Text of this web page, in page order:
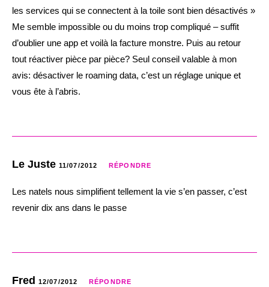
les services qui se connectent à la toile sont bien désactivés »
Me semble impossible ou du moins trop compliqué – suffit
d’oublier une app et voilà la facture monstre. Puis au retour
tout réactiver pièce par pièce? Seul conseil valable à mon
avis: désactiver le roaming data, c’est un réglage unique et
vous ête à l’abris.
Le Juste 11/07/2012 RÉPONDRE
Les natels nous simplifient tellement la vie s’en passer, c’est
revenir dix ans dans le passe
Fred 12/07/2012 RÉPONDRE